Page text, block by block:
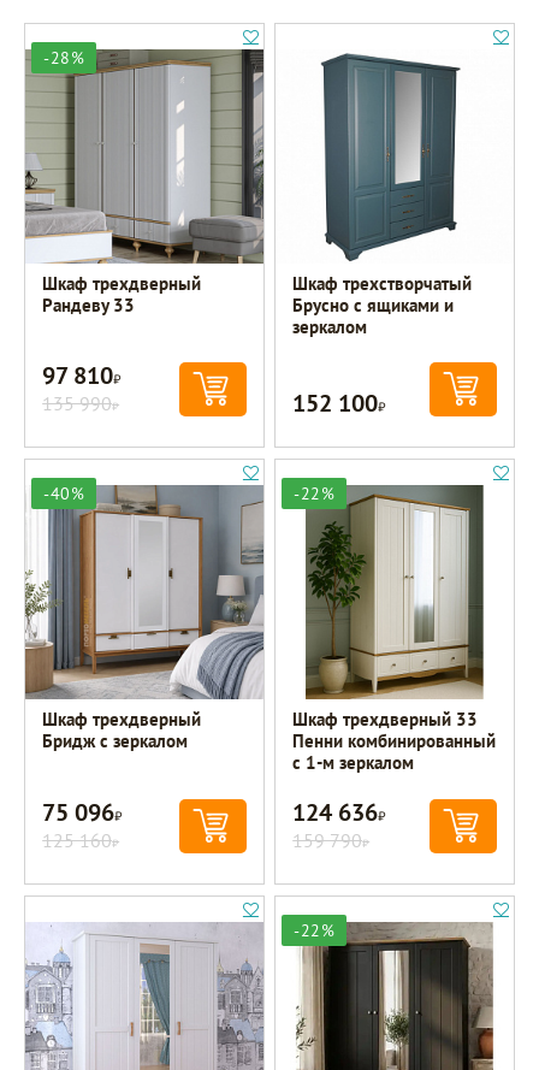
-28%
Шкаф трехдверный
Рандеву 33
97 810Р
135 990Р
Шкаф трехстворчатый
Брусно с ящиками и
зеркалом
152 100Р
-40%
Шкаф трехдверный
Бридж с зеркалом
75 096Р
125 160Р
-22%
Шкаф трехдверный 33
Пенни комбинированный
с 1-м зеркалом
124 636Р
159 790Р
-22%